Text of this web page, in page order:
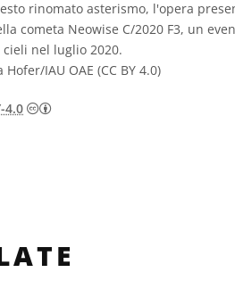
rinomato asterismo, l'opera
cometa Neowise C/2020 F3, un
nel luglio 2020.
Hofer/IAU OAE (CC BY 4.0)
4.0 Creative Commons